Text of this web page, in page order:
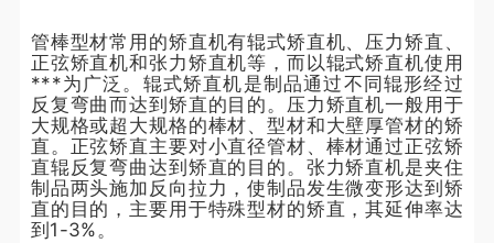
管棒型材常用的矫直机有辊式矫直机、压力矫直、
正弦矫直机和张力矫直机等，而以辊式矫直机使用
***为广泛。辊式矫直机是制品通过不同辊形经过
反复弯曲而达到矫直的目的。压力矫直机一般用于
大规格或超大规格的棒材、型材和大壁厚管材的矫
直。正弦矫直主要对小直径管材、棒材通过正弦矫
直辊反复弯曲达到矫直的目的。张力矫直机是夹住
制品两头施加反向拉力，使制品发生微变形达到矫
直的目的，主要用于特殊型材的矫直，其延伸率达
到1-3%。